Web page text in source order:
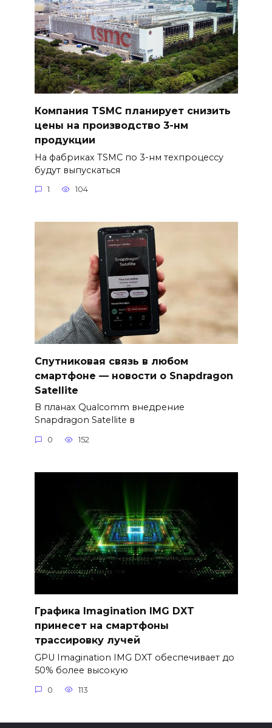
Компания TSMC планирует снизить
цены на производство 3-нм
продукции
На фабриках TSMC по 3-нм техпроцессу
будут выпускаться
1 104
Спутниковая связь в любом
смартфоне — новости о Snapdragon
Satellite
В планах Qualcomm внедрение
Snapdragon Satellite в
0 152
Графика Imagination IMG DXT
принесет на смартфоны
трассировку лучей
GPU Imagination IMG DXT обеспечивает до
50% более высокую
0 113